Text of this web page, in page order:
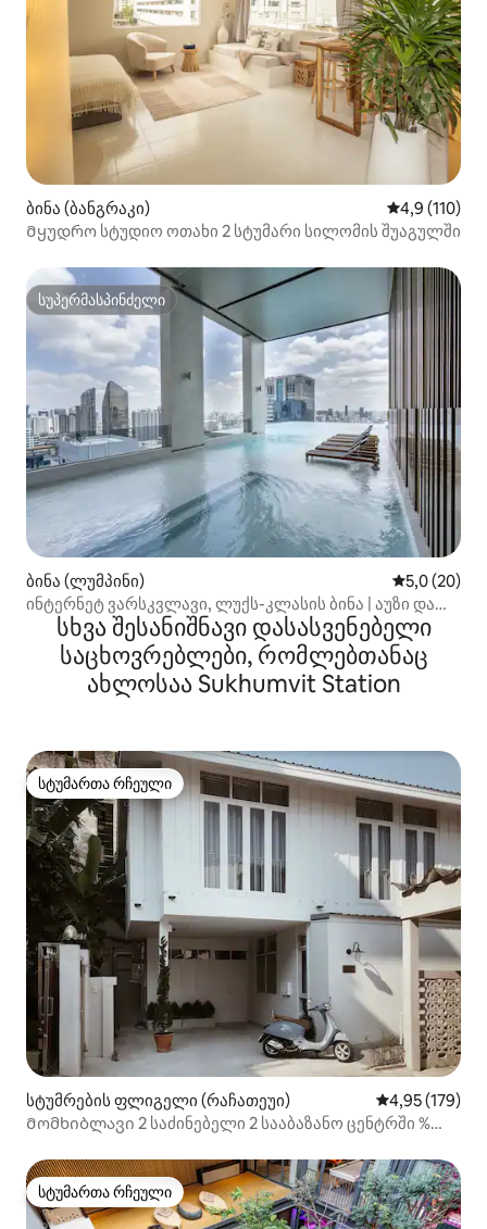
ბინა (ბანგრაკი) საშუალო
4,9 (110)
Მყუდრო სტუდიო ოთახი 2 სტუმარი სილომის შუაგულში
სუპერმასპინძელი
სუპერმასპინძელი
ბინა (ლუმპინი) საშუალო
5,0 (20)
ინტერნეტ ვარსკვლავი, ლუქს-კლასის ბინა | აუზი და
სპორტდარბაზი | BTS Asok-თან სიახლოვე | T21 და
Sukhumvit-ის ღამის ცხოვრების ზონასთან!
სხვა შესანიშნავი დასასვენებელი
საცხოვრებლები, რომლებთანაც
ახლოსაა Sukhumvit Station
სტუმართა რჩეული
სტუმართა რჩეული
სტუმრების ფლიგელი (რაჩათეუი) საშუალო
4,95 (179)
Მომხიბლავი 2 საძინებელი 2 სააბაზანო ცენტრში %
სტუმართა რჩეული
სტუმართა რჩეული